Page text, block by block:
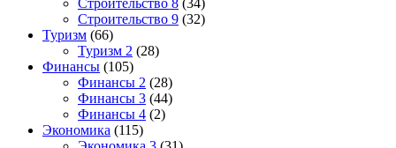
Строительство 8 (34)
Строительство 9 (32)
Туризм (66)
Туризм 2 (28)
Финансы (105)
Финансы 2 (28)
Финансы 3 (44)
Финансы 4 (2)
Экономика (115)